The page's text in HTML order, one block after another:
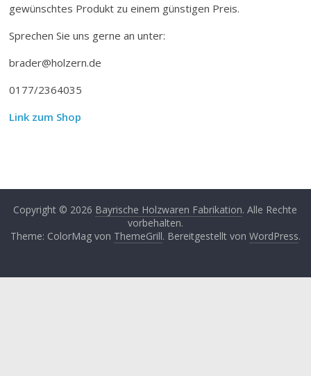
gewünschtes Produkt zu einem günstigen Preis.
Sprechen Sie uns gerne an unter:
brader@holzern.de
0177/2364035
Link zum Shop
Copyright © 2026 Bayrische Holzwaren Fabrikation. Alle Rechte
vorbehalten.
Theme: ColorMag von ThemeGrill. Bereitgestellt von WordPress.